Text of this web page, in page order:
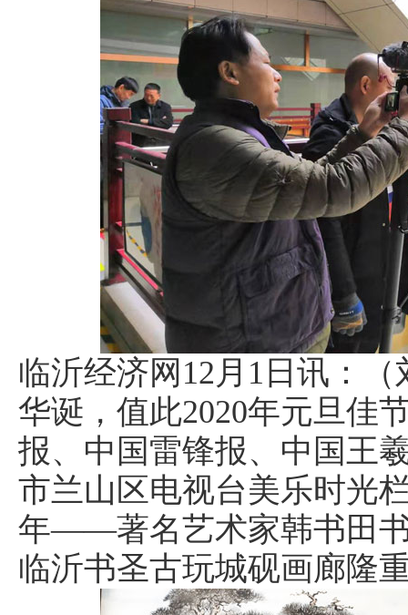
临沂经济网12月1日讯：
华诞，值此2020年元旦佳
报、中国雷锋报、中国王
市兰山区电视台美乐时光
年——著名艺术家韩书田
临沂书圣古玩城砚画廊隆